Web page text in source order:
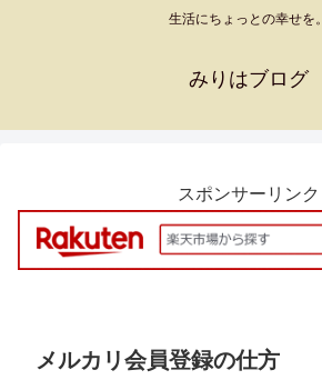
生活にちょっとの幸せを。
みりはブログ
スポンサーリンク
メルカリ会員登録の仕方